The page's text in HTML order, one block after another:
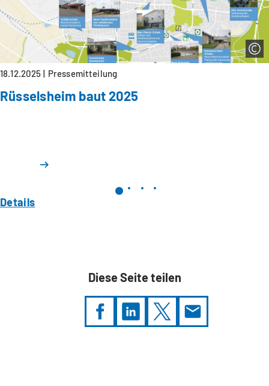
18.12.2025 Pressemitteilung
Rüsselsheim baut 2025
Details
Diese Seite teilen